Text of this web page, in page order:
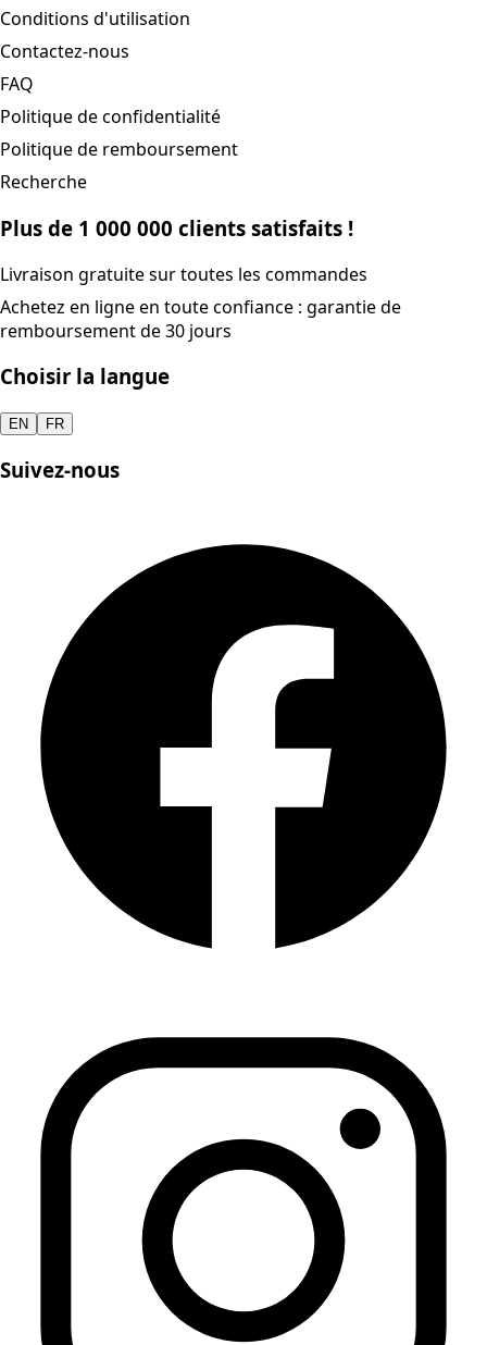
Conditions d'utilisation
Contactez-nous
FAQ
Politique de confidentialité
Politique de remboursement
Recherche
Plus de 1 000 000 clients satisfaits !
Livraison gratuite sur toutes les commandes
Achetez en ligne en toute confiance : garantie de
remboursement de 30 jours
Choisir la langue
EN FR
Suivez-nous